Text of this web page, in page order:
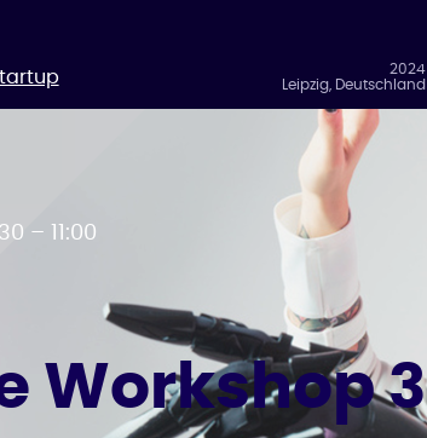
2024
Leipzig, Deutschland
– 11:00
Workshop 3